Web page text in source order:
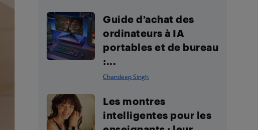
Guide d’achat des
ordinateurs à IA
portables et de bureau
:...
Chandeep Singh
Les montres
intelligentes pour les